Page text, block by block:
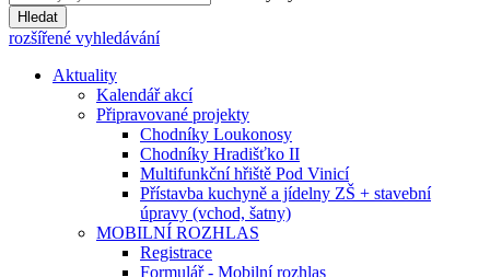
Hledat
rozšířené vyhledávání
Aktuality
Kalendář akcí
Připravované projekty
Chodníky Loukonosy
Chodníky Hradišťko II
Multifunkční hřiště Pod Vinicí
Přístavba kuchyně a jídelny ZŠ + stavební
úpravy (vchod, šatny)
MOBILNÍ ROZHLAS
Registrace
Formulář - Mobilní rozhlas